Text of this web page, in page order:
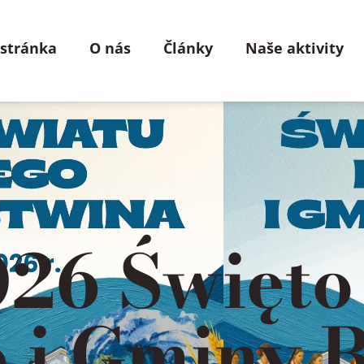
O nás Články Naše aktivity